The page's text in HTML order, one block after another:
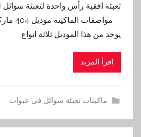
تعبئة افقية رأس واحدة لتعبئة
يوجد من هذا الموديل ثلاثة انواع
اقرأ المزيد
ماكينات تعبئة سوائل فى عبوات